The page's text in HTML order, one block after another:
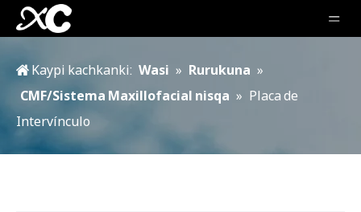
Kaypi kachkanki: Wasi » Rurukuna »
CMF/Sistema Maxillofacial nisqa » Placa de
Intervínculo